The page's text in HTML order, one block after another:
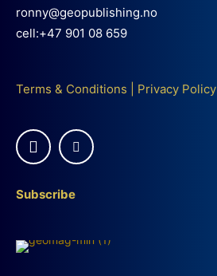
ronny@geopublishing.no
cell:+47 901 08 659
Terms & Conditions Privacy Policy
Subscribe